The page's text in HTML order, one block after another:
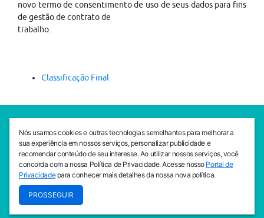
novo termo de consentimento de uso de seus dados para fins
de gestão de contrato de
trabalho.
Classificação Final
SEDE CEJAM
Av. da Liberdade, 765, Liberdade, São Paulo, 01503-001
(11) 3469 - 1818
INSTITUTO CEJAM
Av. da Liberdade, 765, Liberdade, São Paulo, 01503-001
Nós usamos cookies e outras tecnologias semelhantes para melhorar a
sua experiência em nossos serviços, personalizar publicidade e
recomendar conteúdo de seu interesse. Ao utilizar nossos serviços, você
concorda com a nossa Política de Privacidade. Acesse nosso Portal de
Privacidadepara conhecer mais detalhes da nossa nova política.
PROSSEGUIR